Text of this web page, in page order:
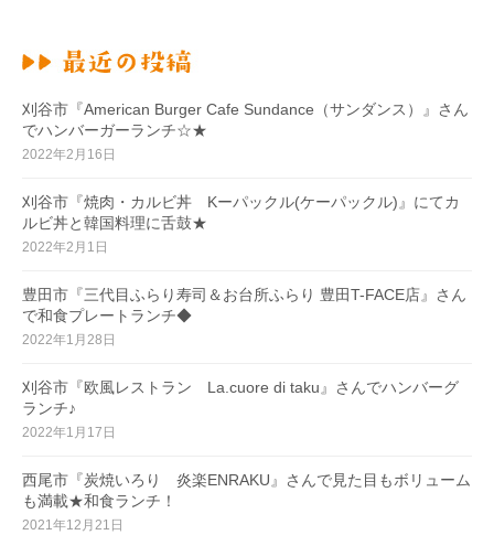
刈谷市『American Burger Cafe Sundance（サンダンス）』さん
でハンバーガーランチ☆★
2022年2月16日
刈谷市『焼肉・カルビ丼 Kーパックル(ケーパックル)』にてカ
ルビ丼と韓国料理に舌鼓★
2022年2月1日
豊田市『三代目ふらり寿司＆お台所ふらり 豊田T-FACE店』さん
で和食プレートランチ◆
2022年1月28日
刈谷市『欧風レストラン La.cuore di taku』さんでハンバーグ
ランチ♪
2022年1月17日
西尾市『炭焼いろり 炎楽ENRAKU』さんで見た目もボリューム
も満載★和食ランチ！
2021年12月21日